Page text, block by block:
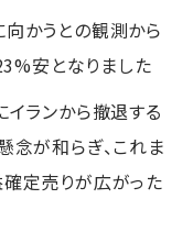
かうとの観測から
安となりました
ランから撤退する
念が和らぎ、これま
定売りが広がった